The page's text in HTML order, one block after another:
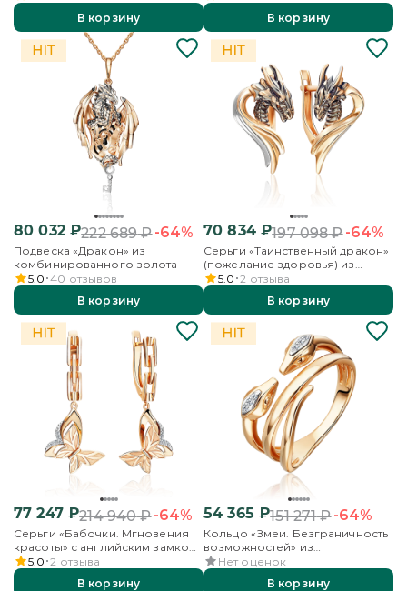
топазами
В корзину
В корзину
80 032₽222 689₽-64%
Подвеска «Дракон» из
комбинированного золота
5.0 40 отзывов
В корзину
70 834₽197 098₽-64%
Серьги «Таинственный дракон»
(пожелание здоровья) из
комбинированного золота
5.0 2 отзыва
В корзину
77 247₽214 940₽-64%
Серьги «Бабочки. Мгновения
красоты» с английским замком
из комбинированного золота
с бриллиантами
5.0 2 отзыва
В корзину
54 365 ₽151 271₽-64%
Кольцо «Змеи. Безграничность
возможностей» из
комбинированного золота с
бриллиантами
Нет оценок
В корзину